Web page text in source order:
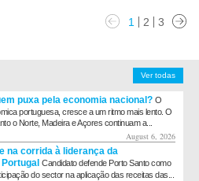
1 2 3
Ver todas
puxa pela economia nacional? O
portuguesa, cresce a um ritmo mais lento. O
o Norte, Madeira e Açores continuam a...
August 6, 2026
na corrida à liderança da
Candidato defende Porto Santo como
do sector na aplicação das receitas das...